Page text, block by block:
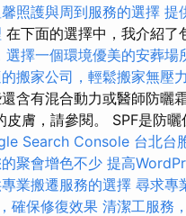
照護與周到服務的選擇 提
在下面的選擇中，我介紹了
選擇一個環境優美的安葬場
搬家公司，輕鬆搬家無壓力
含有混合動力或醫師防曬霜
膚，請參閱。 SPF是防曬
Search Console 台北台
聚會增色不少 提高
業搬遷服務的選擇 尋求專
確保修復效果 清潔工服務